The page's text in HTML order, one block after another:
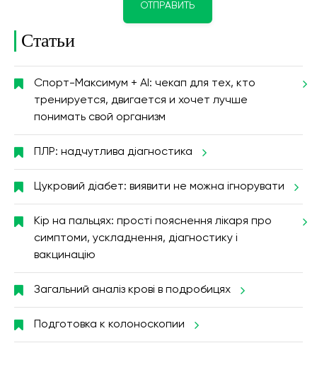
ОТПРАВИТЬ
Статьи
Спорт-Максимум + AI: чекап для тех, кто
тренируется, двигается и хочет лучше
понимать свой организм
ПЛР: надчутлива діагностика
Цукровий діабет: виявити не можна ігнорувати
Кір на пальцях: прості пояснення лікаря про
симптоми, ускладнення, діагностику і
вакцинацію
Загальний аналіз крові в подробицях
Подготовка к колоноскопии